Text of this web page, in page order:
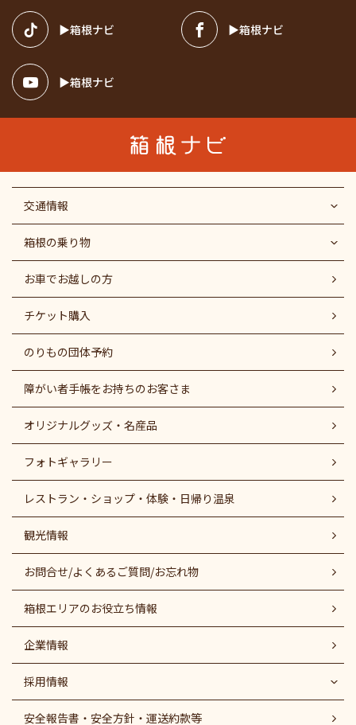
箱根ナビ 箱根ナビ
箱根ナビ
交通情報
箱根の乗り物
お車でお越しの方
チケット購入
のりもの団体予約
障がい者⼿帳をお持ちのお客さま
オリジナルグッズ・名産品
フォトギャラリー
レストラン・ショップ・体験・日帰り温泉
観光情報
お問合せ/よくあるご質問/お忘れ物
箱根エリアのお役立ち情報
企業情報
採用情報
安全報告書・安全方針・運送約款等